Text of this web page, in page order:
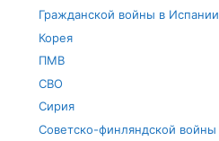
Гражданской войны в Испании
Корея
ПМВ
СВО
Сирия
Советско-финляндской войны